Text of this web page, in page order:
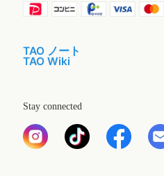
TAO ノート
TAO Wiki
Stay connected